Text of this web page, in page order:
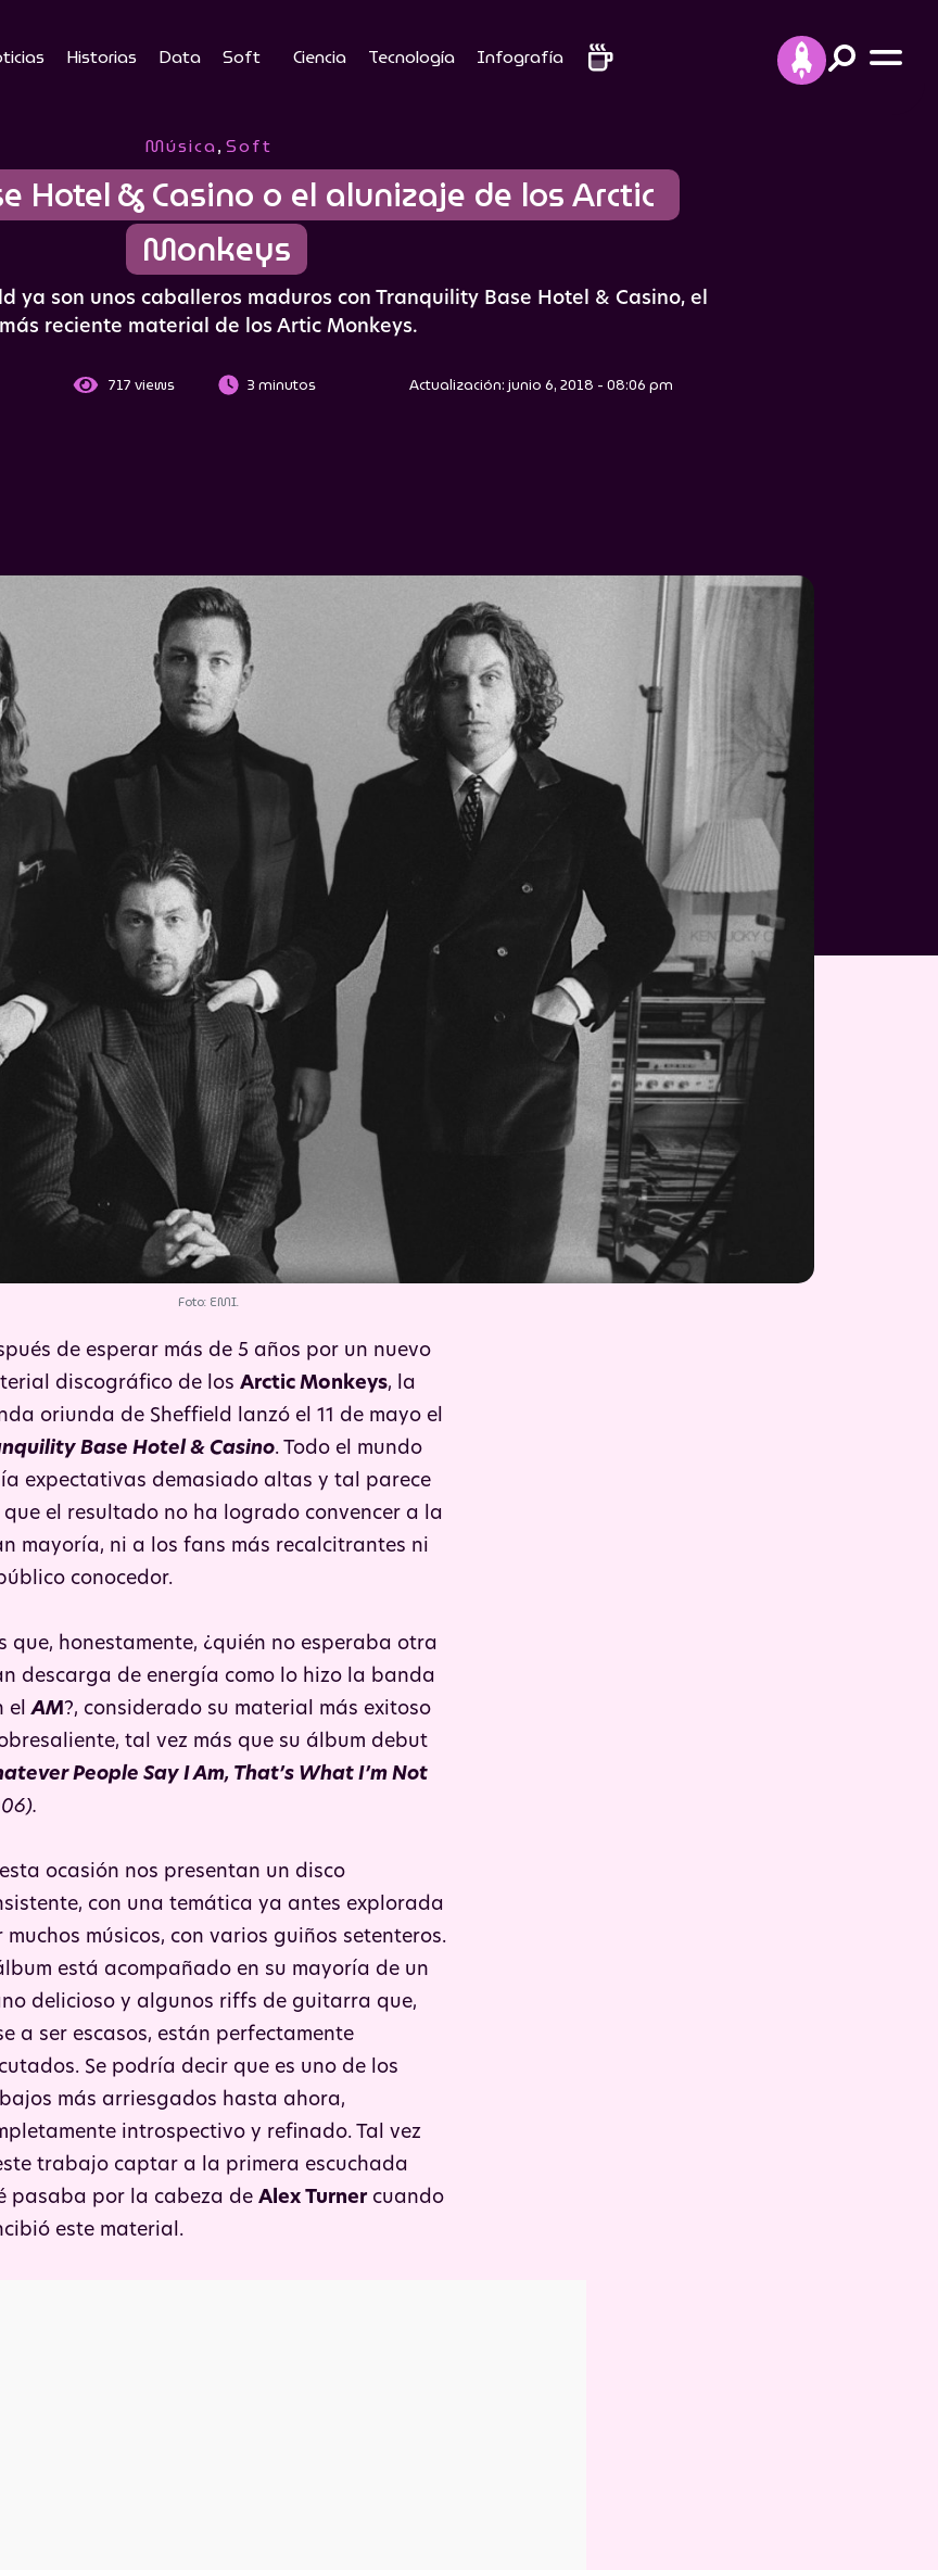
Historias Data Soft Ciencia Tecnología Infografía
Música, Soft
Hotel & Casino o el alunizaje de los Arctic
Monkeys
ya son unos caballeros maduros con Tranquility Base Hotel & Casino, el
más reciente material de los Artic Monkeys.
717views 3 minutos Actualización: junio 6, 2018 - 08:06 pm
Foto: EMI.
de esperar más de 5 años por un nuevo
discográfico de los Arctic Monkeys, la
oriunda de Sheffield lanzó el 11 de mayo el
Base Hotel & Casino. Todo el mundo
expectativas demasiado altas y tal parece
que el resultado no ha logrado convencer a la
mayoría, ni a los fans más recalcitrantes ni
conocedor.
que, honestamente, ¿quién no esperaba otra
descarga de energía como lo hizo la banda
elAM?, considerado su material más exitoso
tal vez más que su álbum debut
People Say I Am, That’s What I’m Not
esta ocasión nos presentan un disco
con una temática ya antes explorada
muchos músicos, con varios guiños setenteros.
está acompañado en su mayoría de un
delicioso y algunos riffs de guitarra que,
a ser escasos, están perfectamente
Se podría decir que es uno de los
más arriesgados hasta ahora,
introspectivo y refinado. Tal vez
trabajo captar a la primera escuchada
pasaba por la cabeza de Alex Turnercuando
este material.